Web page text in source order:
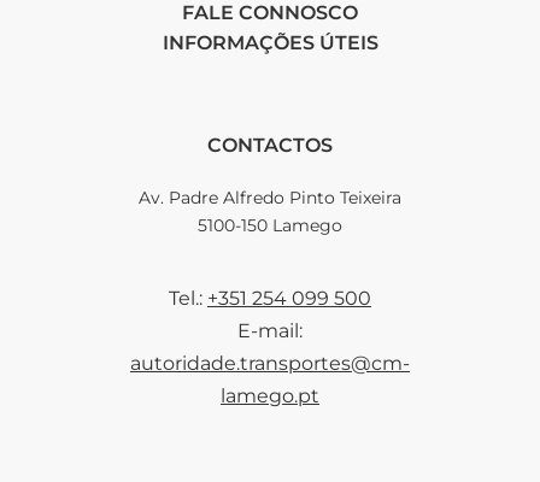
FALE CONNOSCO
INFORMAÇÕES ÚTEIS
CONTACTOS
Av. Padre Alfredo Pinto Teixeira
5100-150 Lamego
Tel.: +351 254 099 500
E-mail:
autoridade.transportes@cm-
lamego.pt